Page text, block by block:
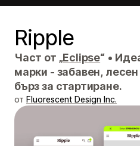
Ripple
Част от „Eclipse“ •
марки - забавен, лесен
бърз за стартиране.
от Fluorescent Design Inc.